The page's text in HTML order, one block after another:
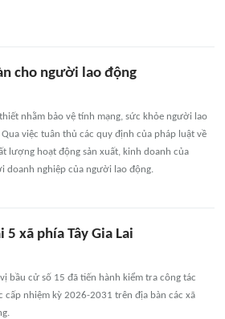
cho người lao động
nhằm bảo vệ tính mạng, sức khỏe người lao
việc tuân thủ các quy định của pháp luật về
lượng hoạt động sản xuất, kinh doanh của
doanh nghiệp của người lao động.
xã phía Tây Gia Lai
bầu cử số 15 đã tiến hành kiểm tra công tác
cấp nhiệm kỳ 2026-2031 trên địa bàn các xã